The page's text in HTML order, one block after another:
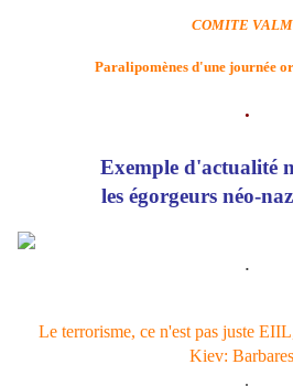
COMITE
Paralipomènes d'une journée
.
Exemple d'actualité
les égorgeurs néo-
.
Le terrorisme, ce n'est pas juste
Kiev:
.